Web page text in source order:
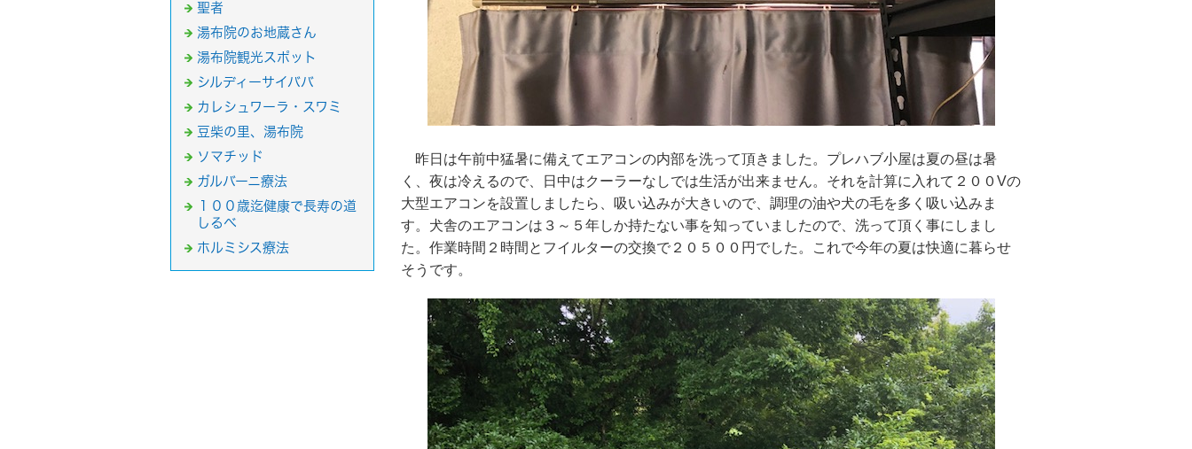
昨日は午前中猛暑に備えてエアコンの内部を洗って頂きました。プレハブ小屋は夏の昼は暑
く、夜は冷えるので、日中はクーラーなしでは生活が出来ません。それを計算に入れて２００Vの
大型エアコンを設置しましたら、吸い込みが大きいので、調理の油や犬の毛を多く吸い込みま
す。犬舎のエアコンは３～５年しか持たない事を知っていましたので、洗って頂く事にしまし
た。作業時間２時間とフイルターの交換で２０５００円でした。これで今年の夏は快適に暮らせ
そうです。
聖者
湯布院のお地蔵さん
湯布院観光スポット
シルディーサイババ
カレシュワーラ・スワミ
豆柴の里、湯布院
ソマチッド
ガルバーニ療法
１００歳迄健康で長寿の道
しるべ
ホルミシス療法